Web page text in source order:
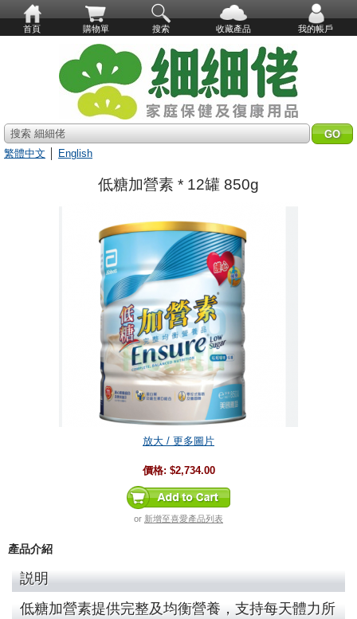
首頁 購物單 搜索 收藏產品 我的帳戶
搜索 細細佬
繁體中文
English
低糖加營素 * 12罐 850g
放大 / 更多圖片
價格: $2,734.00
or 新增至喜愛產品列表
產品介紹
説明
低糖加營素提供完整及均衡營養，支持每天體力所